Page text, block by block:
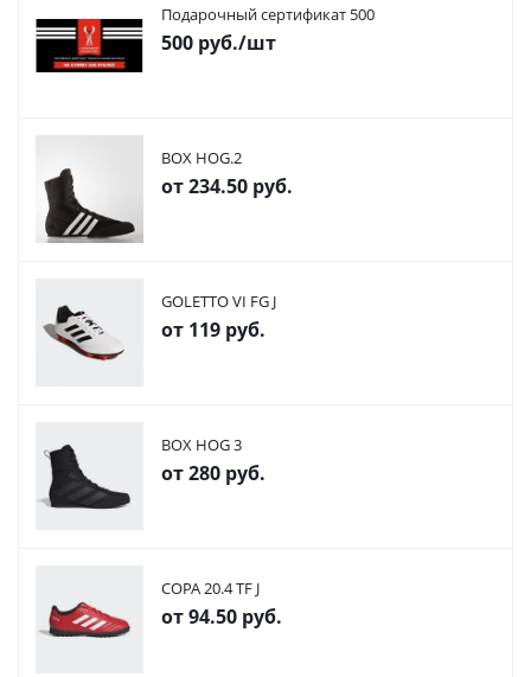
Подарочный сертификат 500
500 руб./шт
BOX HOG.2
от234.50 руб.
GOLETTO VI FG J
от 119 руб.
BOX HOG 3
от280 руб.
COPA 20.4 TF J
от94.50 руб.